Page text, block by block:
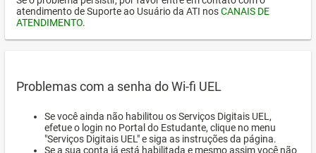
atendimento de Suporte ao Usuário da ATI nosCANAIS DE
ATENDIMENTO.
Problemas com a senha do Wi-fi UEL
Se você ainda não habilitou os Serviços Digitais UEL,
efetue o login no Portal do Estudante, clique no menu
"Serviços Digitais UEL" e siga as instruções da página.
Se a sua conta já está habilitada e mesmo assim você não